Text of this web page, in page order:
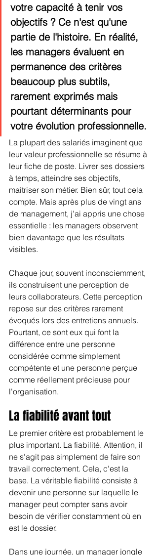
votre capacité à tenir vos
objectifs ? Ce n'est qu'une
partie de l'histoire. En réalité,
les managers évaluent en
permanence des critères
beaucoup plus subtils,
rarement exprimés mais
pourtant déterminants pour
votre évolution professionnelle.
La plupart des salariés imaginent que
leur valeur professionnelle se résume à
leur fiche de poste. Livrer ses dossiers
à temps, atteindre ses objectifs,
maîtriser son métier. Bien sûr, tout cela
compte. Mais après plus de vingt ans
de management, j'ai appris une chose
essentielle : les managers observent
bien davantage que les résultats
visibles.
Chaque jour, souvent inconsciemment,
ils construisent une perception de
leurs collaborateurs. Cette perception
repose sur des critères rarement
évoqués lors des entretiens annuels.
Pourtant, ce sont eux qui font la
différence entre une personne
considérée comme simplement
compétente et une personne perçue
comme réellement précieuse pour
l'organisation.
La fiabilité avant tout
Le premier critère est probablement le
plus important. La fiabilité. Attention, il
ne s'agit pas simplement de faire son
travail correctement. Cela, c'est la
base. La véritable fiabilité consiste à
devenir une personne sur laquelle le
manager peut compter sans avoir
besoin de vérifier constamment où en
est le dossier.
Dans une journée, un manager jongle